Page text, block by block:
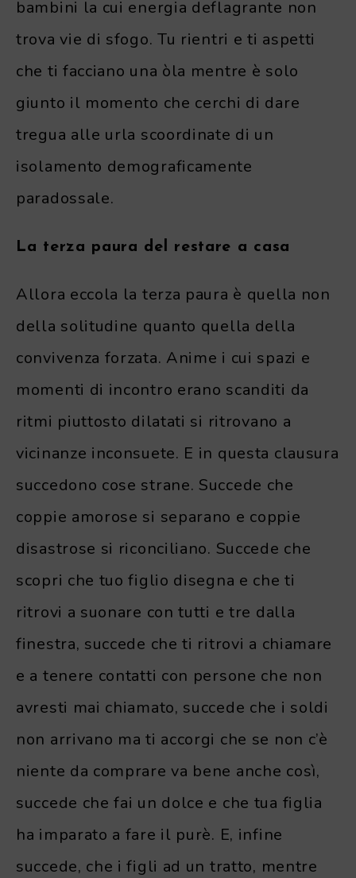
bambini la cui energia deflagrante non
trova vie di sfogo. Tu rientri e ti aspetti
che ti facciano una òla mentre è solo
giunto il momento che cerchi di dare
tregua alle urla scoordinate di un
isolamento demograficamente
paradossale.
La terza paura del restare a casa
Allora eccola la terza paura è quella non
della solitudine quanto quella della
convivenza forzata. Anime i cui spazi e
momenti di incontro erano scanditi da
ritmi piuttosto dilatati si ritrovano a
vicinanze inconsuete. E in questa clausura
succedono cose strane. Succede che
coppie amorose si separano e coppie
disastrose si riconciliano. Succede che
scopri che tuo figlio disegna e che ti
ritrovi a suonare con tutti e tre dalla
finestra, succede che ti ritrovi a chiamare
e a tenere contatti con persone che non
avresti mai chiamato, succede che i soldi
non arrivano ma ti accorgi che se non c’è
niente da comprare va bene anche così,
succede che fai un dolce e che tua figlia
ha imparato a fare il purè. E, infine
succede, che i figli ad un tratto, mentre